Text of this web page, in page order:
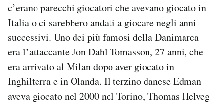
c’erano parecchi giocatori che avevano giocato in
Italia o ci sarebbero andati a giocare negli anni
successivi. Uno dei più famosi della Danimarca
era l’attaccante Jon Dahl Tomasson, 27 anni, che
era arrivato al Milan dopo aver giocato in
Inghilterra e in Olanda. Il terzino danese Edman
aveva giocato nel 2000 nel Torino, Thomas Helveg